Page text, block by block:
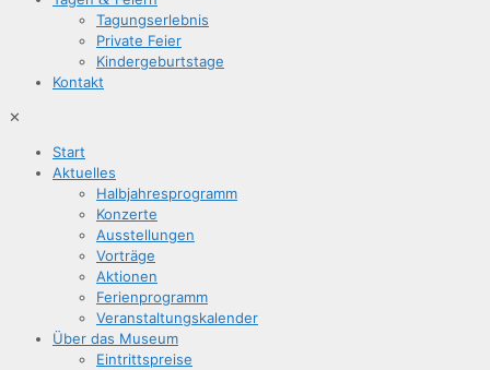
Tagungs­er­leb­nis
Pri­va­te Feier
Kin­der­ge­burts­ta­ge
Kon­takt
✕
Start
Aktu­el­les
Halb­jah­res­pro­gramm
Kon­zer­te
Aus­stel­lun­gen
Vor­trä­ge
Aktio­nen
Feri­en­pro­gramm
Ver­an­stal­tungs­ka­len­der
Über das Museum
Ein­tritts­prei­se